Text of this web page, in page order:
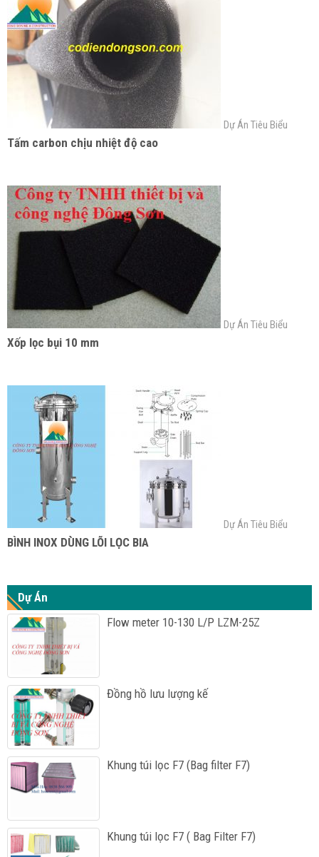
Dự Án Tiêu Biểu
Tấm carbon chịu nhiệt độ cao
Dự Án Tiêu Biểu
Xốp lọc bụi 10 mm
Dự Án Tiêu Biểu
BÌNH INOX DÙNG LÕI LỌC BIA
Dự Án
Flow meter 10-130 L/P LZM-25Z
Đồng hồ lưu lượng kế
Khung túi lọc F7 (Bag filter F7)
Khung túi lọc F7 ( Bag Filter F7)